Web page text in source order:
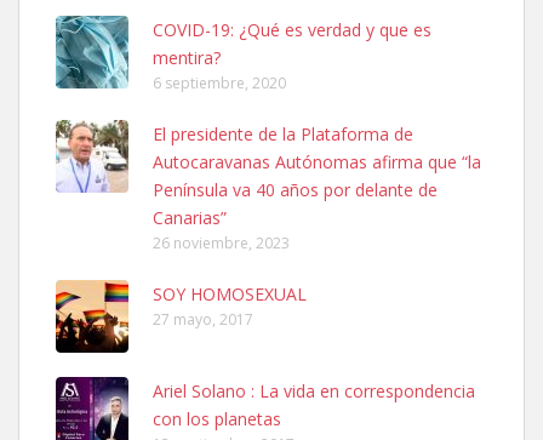
Ninfa perdida
El día 5 se los perdió una ninfa papillera, asustada tiene miedo a la
calle, se perdió por la zon...
Adopcion
Busco casa de acogida para mi perrita ya que por temas de trabajo
COVID-19: ¿Qué es verdad y que es
mentira?
6 septiembre, 2020
El presidente de la Plataforma de
Autocaravanas Autónomas afirma que “la
Península va 40 años por delante de
Canarias”
26 noviembre, 2023
SOY HOMOSEXUAL
27 mayo, 2017
Ariel Solano : La vida en correspondencia
con los planetas